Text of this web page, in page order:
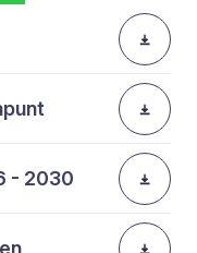
- 2030